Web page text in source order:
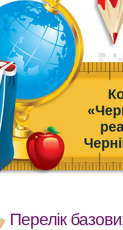
Перелік